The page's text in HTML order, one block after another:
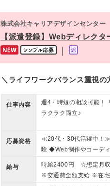
株式会社キャリアデザインセンター
【派遣登録】Webディレク
＼ライフワークバランス重視
仕事内容
週4・時短の相談可能！
ラクラク両立♪
応募資格
≪20代・30代活躍中！
験 ◆Web制作やコーデ
これまでのご経験に自
さい！ ※ご経歴をなる
がスムーズです！
給与
時給2400円 ☆想定月収
※交通費全額支給 ※在宅